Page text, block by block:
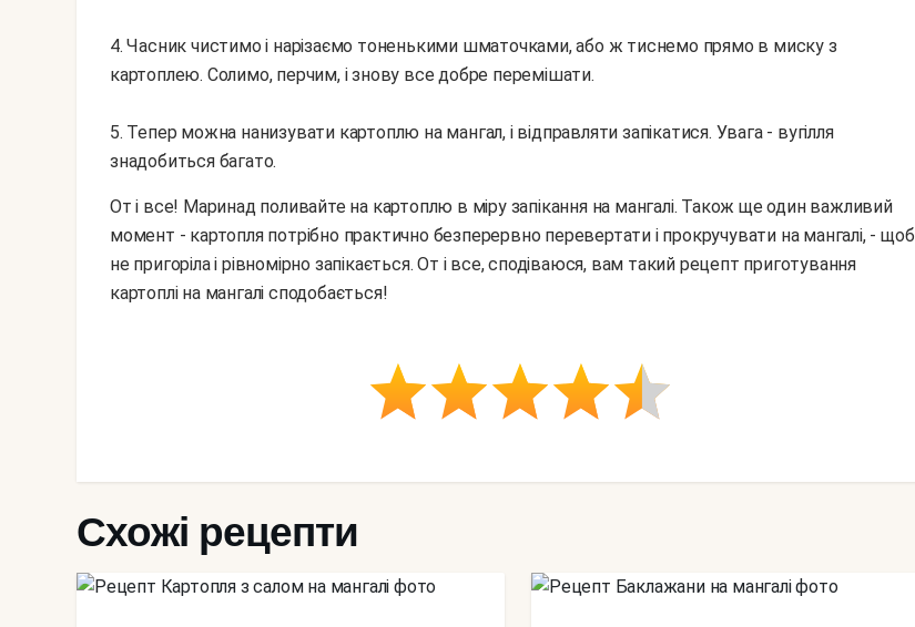
4. Часник чистимо і нарізаємо тоненькими шматочками, або ж тиснемо прямо в миску з
картоплею. Солимо, перчим, і знову все добре перемішати.
5. Тепер можна нанизувати картоплю на мангал, і відправляти запікатися. Увага - вугілля
знадобиться багато.
От і все! Маринад поливайте на картоплю в міру запікання на мангалі. Також ще один важливий
момент - картопля потрібно практично безперервно перевертати і прокручувати на мангалі, - щоб
не пригоріла і рівномірно запікається. От і все, сподіваюся, вам такий рецепт приготування
картоплі на мангалі сподобається!
Схожі рецепти